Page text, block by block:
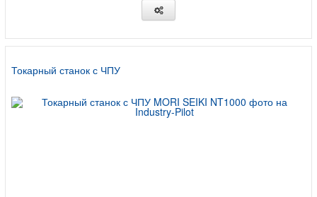
Токарный станок с ЧПУ